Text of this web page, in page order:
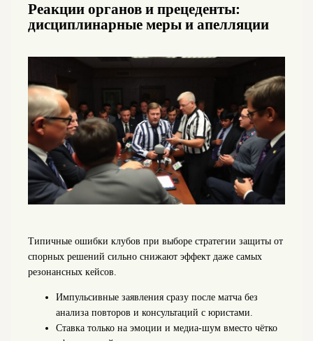
Реакции органов и прецеденты:
дисциплинарные меры и апелляции
Типичные ошибки клубов при выборе стратегии защиты от
спорных решений сильно снижают эффект даже самых
резонансных кейсов.
Импульсивные заявления сразу после матча без
анализа повторов и консультаций с юристами.
Ставка только на эмоции и медиа‑шум вместо чётко